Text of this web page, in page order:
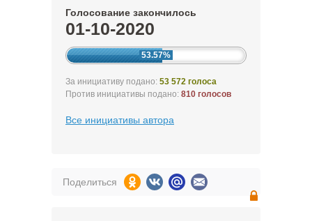
Голосование закончилось
01-10-2020
53.57%
За инициативу подано: 53 572 голоса
Против инициативы подано: 810 голосов
Все инициативы автора
Поделиться